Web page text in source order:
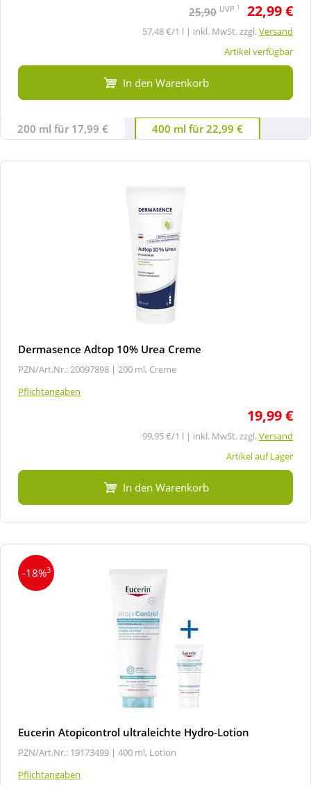
25,90 UVP 1 22,99 €
57,48 €/1 l | inkl. MwSt. zzgl.Versand
Artikel verfügbar
In den Warenkorb
200 ml für 17,99 € 400 ml für 22,99 €
Dermasence Adtop 10% Urea Creme
PZN/Art.Nr.: 20097898 | 200 ml, Creme
Pflichtangaben
19,99 €
99,95 €/1 l | inkl. MwSt. zzgl.Versand
Artikel auf Lager
In den Warenkorb
-18%3
Eucerin Atopicontrol ultraleichte Hydro-Lotion
PZN/Art.Nr.: 19173499 | 400 ml, Lotion
Pflichtangaben